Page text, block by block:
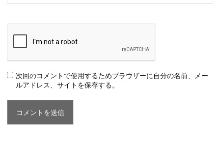
次回のコメントで使用するためブラウザーに自分の名前、メー
ルアドレス、サイトを保存する。